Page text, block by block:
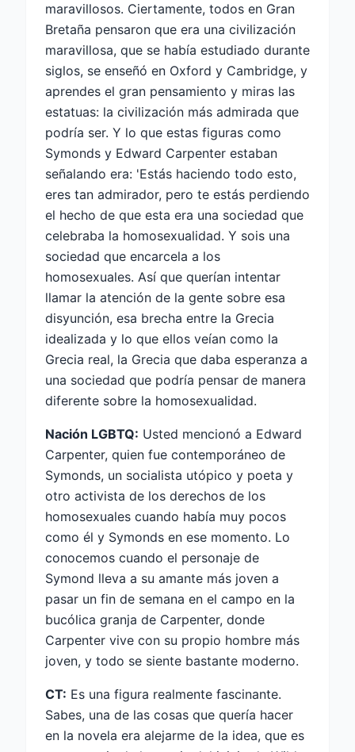
maravillosos. Ciertamente, todos en Gran
Bretaña pensaron que era una civilización
maravillosa, que se había estudiado durante
siglos, se enseñó en Oxford y Cambridge, y
aprendes el gran pensamiento y miras las
estatuas: la civilización más admirada que
podría ser. Y lo que estas figuras como
Symonds y Edward Carpenter estaban
señalando era: 'Estás haciendo todo esto,
eres tan admirador, pero te estás perdiendo
el hecho de que esta era una sociedad que
celebraba la homosexualidad. Y sois una
sociedad que encarcela a los
homosexuales. Así que querían intentar
llamar la atención de la gente sobre esa
disyunción, esa brecha entre la Grecia
idealizada y lo que ellos veían como la
Grecia real, la Grecia que daba esperanza a
una sociedad que podría pensar de manera
diferente sobre la homosexualidad.
Nación LGBTQ: Usted mencionó a Edward
Carpenter, quien fue contemporáneo de
Symonds, un socialista utópico y poeta y
otro activista de los derechos de los
homosexuales cuando había muy pocos
como él y Symonds en ese momento. Lo
conocemos cuando el personaje de
Symond lleva a su amante más joven a
pasar un fin de semana en el campo en la
bucólica granja de Carpenter, donde
Carpenter vive con su propio hombre más
joven, y todo se siente bastante moderno.
CT: Es una figura realmente fascinante.
Sabes, una de las cosas que quería hacer
en la novela era alejarme de la idea, que es